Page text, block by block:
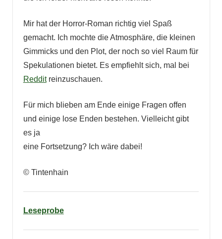
Mir hat der Horror-Roman richtig viel Spaß
gemacht. Ich mochte die Atmosphäre, die kleinen
Gimmicks und den Plot, der noch so viel Raum für
Spekulationen bietet. Es empfiehlt sich, mal bei
Redditreinzuschauen.
Für mich blieben am Ende einige Fragen offen
und einige lose Enden bestehen. Vielleicht gibt
es ja
eine Fortsetzung? Ich wäre dabei!
© Tintenhain
Leseprobe